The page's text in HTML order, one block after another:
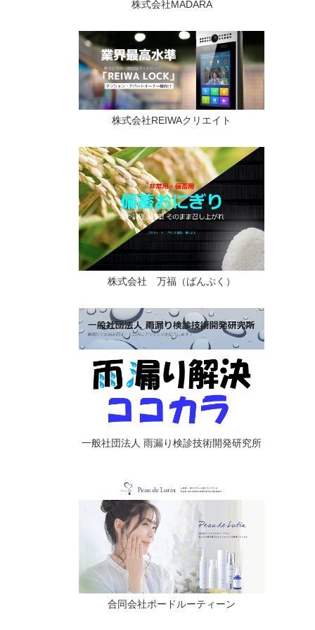
株式会社MADARA
株式会社REIWAクリエイト
株式会社 万福（ばんぷく）
一般社団法人 雨漏り検診技術開発研究所
合同会社ポードルーティーン